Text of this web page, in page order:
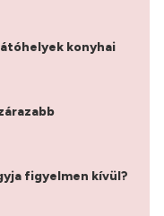
konyhai
figyelmen kívül?